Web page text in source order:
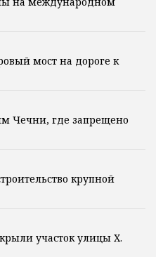
мост на дороге к
Чечни, где запрещено
крупной
участок улицы Х.